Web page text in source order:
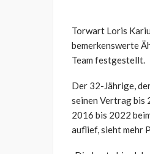
Torwart Loris
bemerkenswerte
Team festgestellt.
Der 32-Jährige,
seinen Vertrag bis
2016 bis 2022
auflief, sieht mehr